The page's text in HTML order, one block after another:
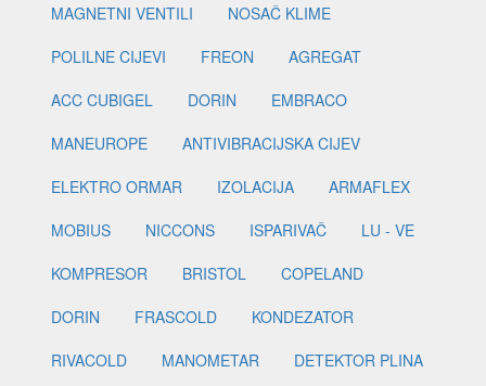
MAGNETNI VENTILI
NOSAČ KLIME
POLILNE CIJEVI
FREON
AGREGAT
ACC CUBIGEL
DORIN
EMBRACO
MANEUROPE
ANTIVIBRACIJSKA CIJEV
ELEKTRO ORMAR
IZOLACIJA
ARMAFLEX
MOBIUS
NICCONS ISPARIVAČ
LU - VE
KOMPRESOR
BRISTOL
COPELAND
DORIN
FRASCOLD
KONDEZATOR
RIVACOLD
MANOMETAR
DETEKTOR PLINA